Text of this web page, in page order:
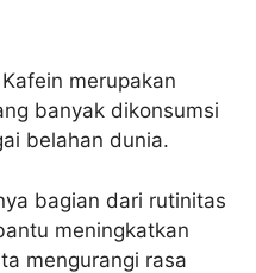
merupakan
banyak dikonsumsi
belahan dunia.
bagian dari rutinitas
meningkatkan
mengurangi rasa